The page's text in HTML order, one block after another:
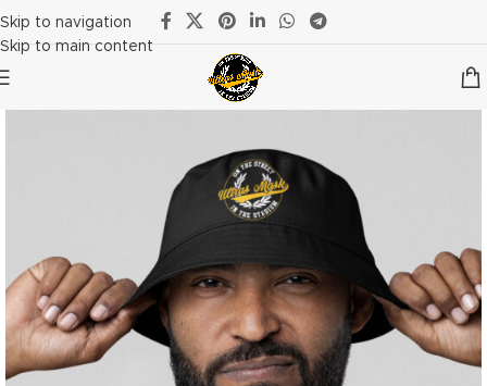
Skip to navigation
Skip to main content